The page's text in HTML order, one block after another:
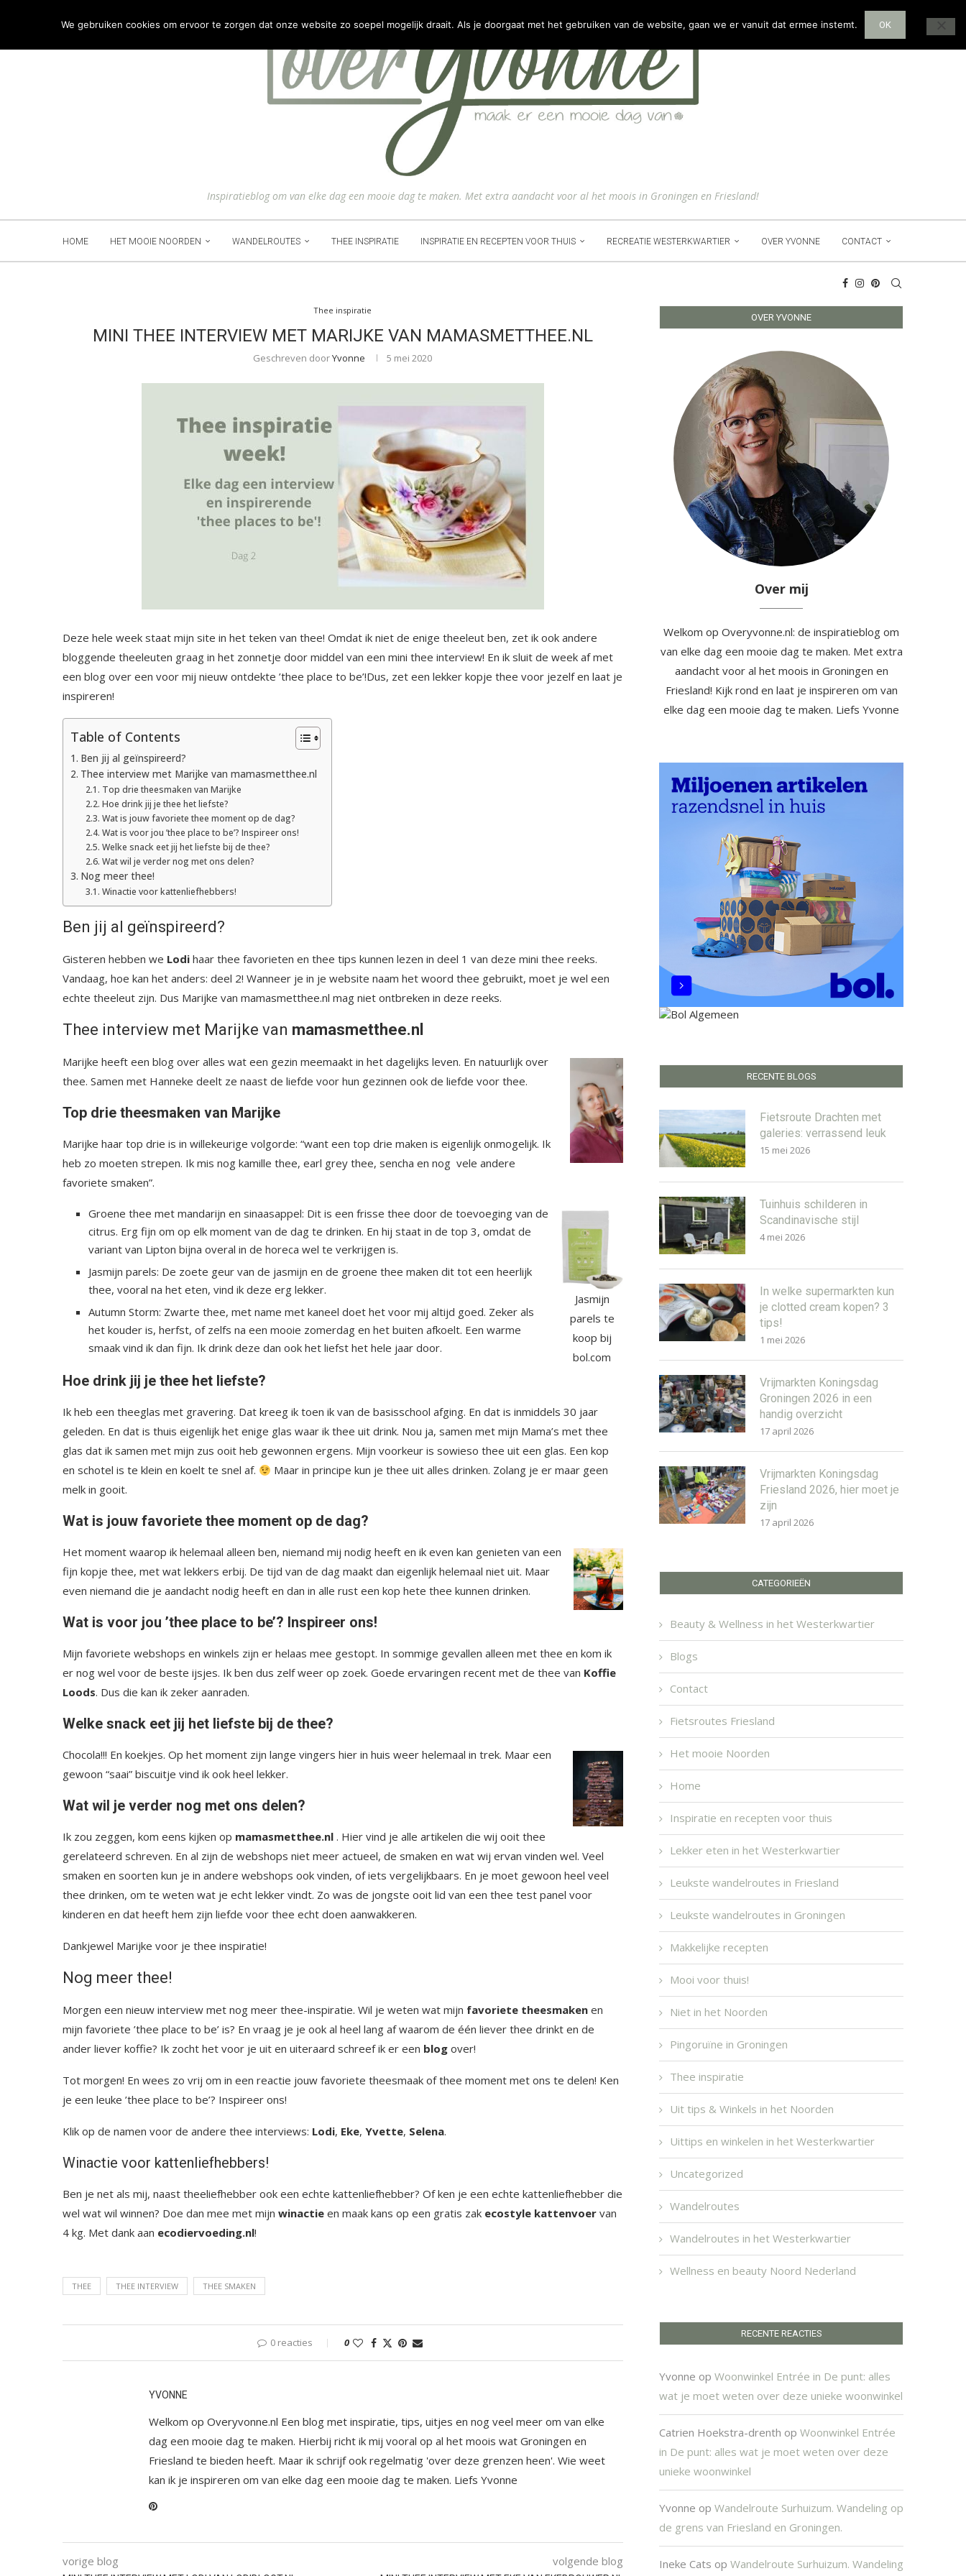
Inspiratieblog om van elke dag een mooie dag te maken. Met extra aandacht voor al het moois in Groningen en Friesland!
HOME HET MOOIE NOORDEN WANDELROUTES THEE INSPIRATIE INSPIRATIE EN RECEPTEN VOOR THUIS RECREATIE WESTERKWARTIER OVER YVONNE CONTACT
Thee inspiratie
MINI THEE INTERVIEW MET MARIJKE VAN MAMASMETTHEE.NL
Geschreven doorYvonne 5 mei 2020
Deze hele week staat mijn site in het teken van thee! Omdat ik niet de enige theeleut ben, zet ik ook andere
bloggende theeleuten graag in het zonnetje door middel van een mini thee interview! En ik sluit de week af met
een blog over een voor mij nieuw ontdekte ’thee place to be’!Dus, zet een lekker kopje thee voor jezelf en laat je
inspireren!
Table of Contents
Ben jij al geïnspireerd?
Thee interview met Marijke van mamasmetthee.nl
Top drie theesmaken van Marijke
Hoe drink jij je thee het liefste?
Wat is jouw favoriete thee moment op de dag?
Wat is voor jou ’thee place to be’? Inspireer ons!
Welke snack eet jij het liefste bij de thee?
Wat wil je verder nog met ons delen?
Nog meer thee!
Winactie voor kattenliefhebbers!
Ben jij al geïnspireerd?
Gisteren hebben we Lodi haar thee favorieten en thee tips kunnen lezen in deel 1 van deze mini thee reeks.
Vandaag, hoe kan het anders: deel 2! Wanneer je in je website naam het woord thee gebruikt, moet je wel een
echte theeleut zijn. Dus Marijke van mamasmetthee.nl mag niet ontbreken in deze reeks.
Thee interview met Marijke van mamasmetthee.nl
Marijke heeft een blog over alles wat een gezin meemaakt in het dagelijks leven. En natuurlijk over
thee. Samen met Hanneke deelt ze naast de liefde voor hun gezinnen ook de liefde voor thee.
Top drie theesmaken van Marijke
Marijke haar top drie is in willekeurige volgorde: “want een top drie maken is eigenlijk onmogelijk. Ik
heb zo moeten strepen. Ik mis nog kamille thee, earl grey thee, sencha en nog vele andere
favoriete smaken”.
Jasmijn
parels te
koop bij
bol.com
Groene thee met mandarijn en sinaasappel: Dit is een frisse thee door de toevoeging van de
citrus. Erg fijn om op elk moment van de dag te drinken. En hij staat in de top 3, omdat de
variant van Lipton bijna overal in de horeca wel te verkrijgen is.
Jasmijn parels: De zoete geur van de jasmijn en de groene thee maken dit tot een heerlijk
thee, vooral na het eten, vind ik deze erg lekker.
Autumn Storm: Zwarte thee, met name met kaneel doet het voor mij altijd goed. Zeker als
het kouder is, herfst, of zelfs na een mooie zomerdag en het buiten afkoelt. Een warme
smaak vind ik dan fijn. Ik drink deze dan ook het liefst het hele jaar door.
Hoe drink jij je thee het liefste?
Ik heb een theeglas met gravering. Dat kreeg ik toen ik van de basisschool afging. En dat is inmiddels 30 jaar
geleden. En dat is thuis eigenlijk het enige glas waar ik thee uit drink. Nou ja, samen met mijn Mama’s met thee
glas dat ik samen met mijn zus ooit heb gewonnen ergens. Mijn voorkeur is sowieso thee uit een glas. Een kop
en schotel is te klein en koelt te snel af.
Maar in principe kun je thee uit alles drinken. Zolang je er maar geen
melk in gooit.
Wat is jouw favoriete thee moment op de dag?
Het moment waarop ik helemaal alleen ben, niemand mij nodig heeft en ik even kan genieten van een
fijn kopje thee, met wat lekkers erbij. De tijd van de dag maakt dan eigenlijk helemaal niet uit. Maar
even niemand die je aandacht nodig heeft en dan in alle rust een kop hete thee kunnen drinken.
Wat is voor jou ’thee place to be’? Inspireer ons!
Mijn favoriete webshops en winkels zijn er helaas mee gestopt. In sommige gevallen alleen met thee en kom ik
er nog wel voor de beste ijsjes. Ik ben dus zelf weer op zoek. Goede ervaringen recent met de thee van Koffie
Loods. Dus die kan ik zeker aanraden.
Welke snack eet jij het liefste bij de thee?
Chocola!!! En koekjes. Op het moment zijn lange vingers hier in huis weer helemaal in trek. Maar een
gewoon “saai” biscuitje vind ik ook heel lekker.
Wat wil je verder nog met ons delen?
Ik zou zeggen, kom eens kijken op mamasmetthee.nl . Hier vind je alle artikelen die wij ooit thee
gerelateerd schreven. En al zijn de webshops niet meer actueel, de smaken en wat wij ervan vinden wel. Veel
smaken en soorten kun je in andere webshops ook vinden, of iets vergelijkbaars. En je moet gewoon heel veel
thee drinken, om te weten wat je echt lekker vindt. Zo was de jongste ooit lid van een thee test panel voor
kinderen en dat heeft hem zijn liefde voor thee echt doen aanwakkeren.
Dankjewel Marijke voor je thee inspiratie!
Nog meer thee!
Morgen een nieuw interview met nog meer thee-inspiratie. Wil je weten wat mijn favoriete theesmaken en
mijn favoriete ’thee place to be’ is? En vraag je je ook al heel lang af waarom de één liever thee drinkt en de
ander liever koffie? Ik zocht het voor je uit en uiteraard schreef ik er een blog over!
Tot morgen! En wees zo vrij om in een reactie jouw favoriete theesmaak of thee moment met ons te delen! Ken
je een leuke ’thee place to be’? Inspireer ons!
Klik op de namen voor de andere thee interviews: Lodi, Eke, Yvette, Selena.
Winactie voor kattenliefhebbers!
Ben je net als mij, naast theeliefhebber ook een echte kattenliefhebber? Of ken je een echte kattenliefhebber die
wel wat wil winnen? Doe dan mee met mijn winactie en maak kans op een gratis zak ecostyle kattenvoer van
4 kg. Met dank aan ecodiervoeding.nl!
THEE THEE INTERVIEW THEE SMAKEN
0 reacties 0
YVONNE
Welkom op Overyvonne.nl Een blog met inspiratie, tips, uitjes en nog veel meer om van elke
dag een mooie dag te maken. Hierbij richt ik mij vooral op al het moois wat Groningen en
Friesland te bieden heeft. Maar ik schrijf ook regelmatig 'over deze grenzen heen'. Wie weet
kan ik je inspireren om van elke dag een mooie dag te maken. Liefs Yvonne
vorige blog volgende blog
OVER YVONNE
Over mij
Welkom op Overyvonne.nl: de inspiratieblog om
van elke dag een mooie dag te maken. Met extra
aandacht voor al het moois in Groningen en
Friesland! Kijk rond en laat je inspireren om van
elke dag een mooie dag te maken. Liefs Yvonne
RECENTE BLOGS
Fietsroute Drachten met
galeries: verrassend leuk
15 mei 2026
Tuinhuis schilderen in
Scandinavische stijl
4 mei 2026
In welke supermarkten kun
je clotted cream kopen? 3
tips!
1 mei 2026
Vrijmarkten Koningsdag
Groningen 2026 in een
handig overzicht
17 april 2026
Vrijmarkten Koningsdag
Friesland 2026, hier moet je
zijn
17 april 2026
CATEGORIEËN
Beauty & Wellness in het Westerkwartier
Blogs
Contact
Fietsroutes Friesland
Het mooie Noorden
Home
Inspiratie en recepten voor thuis
Lekker eten in het Westerkwartier
Leukste wandelroutes in Friesland
Leukste wandelroutes in Groningen
Makkelijke recepten
Mooi voor thuis!
Niet in het Noorden
Pingoruïne in Groningen
Thee inspiratie
Uit tips & Winkels in het Noorden
Uittips en winkelen in het Westerkwartier
Uncategorized
Wandelroutes
Wandelroutes in het Westerkwartier
Wellness en beauty Noord Nederland
RECENTE REACTIES
Yvonne op Woonwinkel Entrée in De punt: alles
wat je moet weten over deze unieke woonwinkel
Catrien Hoekstra-drenth op Woonwinkel Entrée
in De punt: alles wat je moet weten over deze
unieke woonwinkel
Yvonne op Wandelroute Surhuizum. Wandeling op
de grens van Friesland en Groningen.
Ineke Cats op Wandelroute Surhuizum. Wandeling
We gebruiken cookies om ervoor te zorgen dat onze website zo soepel mogelijk draait. Als je doorgaat met het gebruiken van de website, gaan we er vanuit dat ermee instemt. OK